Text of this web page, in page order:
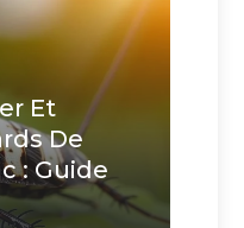
Et
De
: Guide